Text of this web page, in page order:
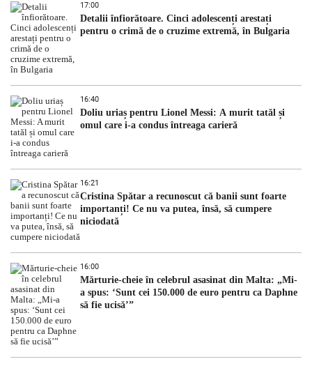
17:00
Detalii înfiorătoare. Cinci adolescenți arestați
pentru o crimă de o cruzime extremă, în Bulgaria
16:40
Doliu uriaș pentru Lionel Messi: A murit tatăl și
omul care i-a condus întreaga carieră
16:21
Cristina Spătar a recunoscut că banii sunt foarte
importanți! Ce nu va putea, însă, să cumpere
niciodată
16:00
Mărturie-cheie în celebrul asasinat din Malta: „Mi-
a spus: ‘Sunt cei 150.000 de euro pentru ca Daphne
să fie ucisă’”